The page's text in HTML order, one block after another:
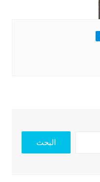
البحث